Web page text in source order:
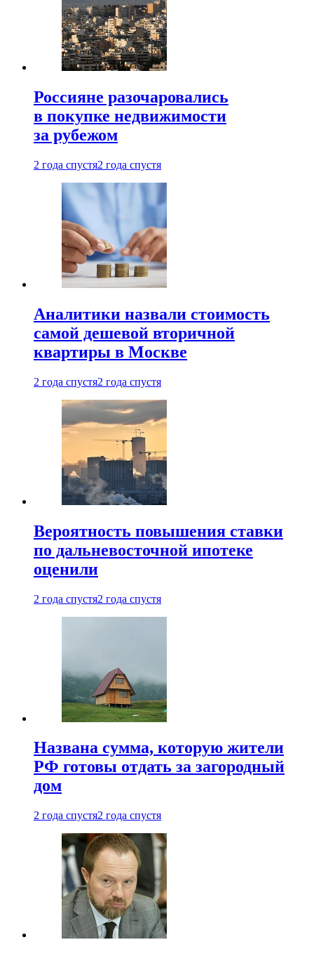
Россияне разочаровались
в покупке недвижимости
за рубежом
2 года спустя2 года спустя
Аналитики назвали стоимость
самой дешевой вторичной
квартиры в Москве
2 года спустя2 года спустя
Вероятность повышения ставки
по дальневосточной ипотеке
оценили
2 года спустя2 года спустя
Названа сумма, которую жители
РФ готовы отдать за загородный
дом
2 года спустя2 года спустя